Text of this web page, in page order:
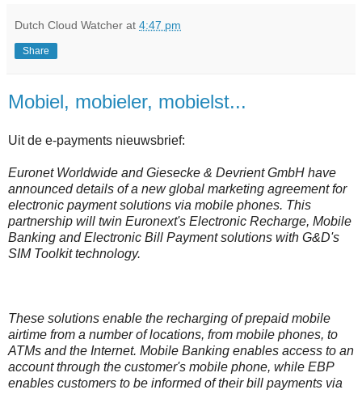
Dutch Cloud Watcher at 4:47 pm
Share
Mobiel, mobieler, mobielst...
Uit de e-payments nieuwsbrief:
Euronet Worldwide and Giesecke & Devrient GmbH have
announced details of a new global marketing agreement for
electronic payment solutions via mobile phones. This
partnership will twin Euronext's Electronic Recharge, Mobile
Banking and Electronic Bill Payment solutions with G&D's
SIM Toolkit technology.
These solutions enable the recharging of prepaid mobile
airtime from a number of locations, from mobile phones, to
ATMs and the Internet. Mobile Banking enables access to an
account through the customer's mobile phone, while EBP
enables customers to be informed of their bill payments via